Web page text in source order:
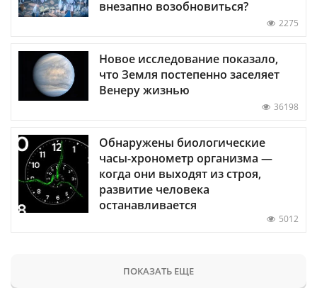
внезапно возобновиться?
2275
Новое исследование показало,
что Земля постепенно заселяет
Венеру жизнью
36198
Обнаружены биологические
часы-хронометр организма —
когда они выходят из строя,
развитие человека
останавливается
5012
ПОКАЗАТЬ ЕЩЕ